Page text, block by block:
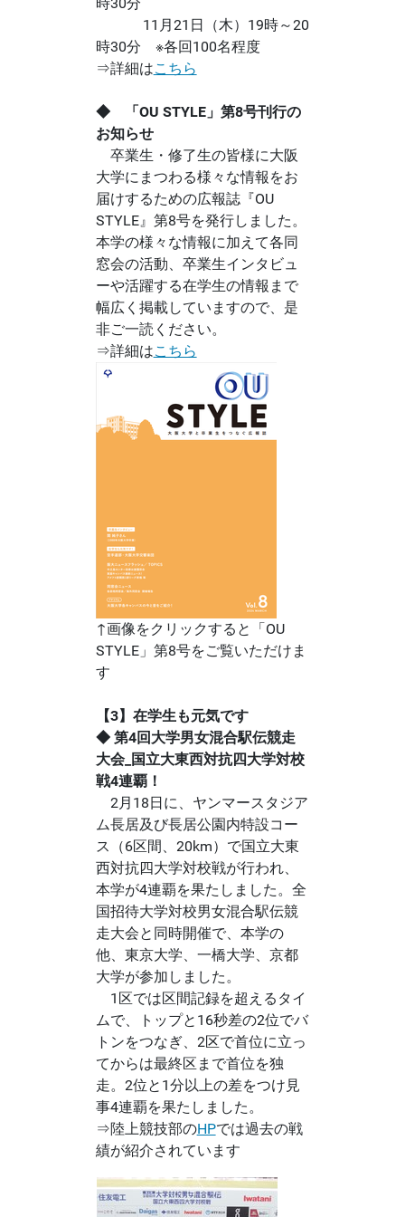
11月21日（木）19時～20
時30分 ※各回100名程度
⇒詳細はこちら
◆ 「OU STYLE」第8号刊行の
お知らせ
卒業生・修了生の皆様に大阪
大学にまつわる様々な情報をお
届けするための広報誌『OU
STYLE』第8号を発行しました。
本学の様々な情報に加えて各同
窓会の活動、卒業生インタビュ
ーや活躍する在学生の情報まで
幅広く掲載していますので、是
非ご一読ください。
⇒詳細はこちら
↑画像をクリックすると「OU
STYLE」第8号をご覧いただけま
す
【3】在学生も元気です
◆ 第4回大学男女混合駅伝競走
大会_国立大東西対抗四大学対校
戦4連覇！
2月18日に、ヤンマースタジア
ム長居及び長居公園内特設コー
ス（6区間、20km）で国立大東
西対抗四大学対校戦が行われ、
本学が4連覇を果たしました。全
国招待大学対校男女混合駅伝競
走大会と同時開催で、本学の
他、東京大学、一橋大学、京都
大学が参加しました。
1区では区間記録を超えるタイ
ムで、トップと16秒差の2位でバ
トンをつなぎ、2区で首位に立っ
てからは最終区まで首位を独
走。2位と1分以上の差をつけ見
事4連覇を果たしました。
⇒陸上競技部のHPでは過去の戦
績が紹介されています